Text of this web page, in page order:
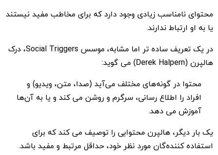
محتوای نامناسب زیادی وجود دارد که برای مخاطب مفید نیستند
یا به او ارتباط ندارند.
در یک تعریف ساده تر اما مشابه، موسس Social Triggers، درک
هالپرن (Derek Halpern) می گوید:
محتوا در گونه‌های مختلف می‌آید (صدا، متن، ویدیو) و
افراد را اطلاع رسانی، سرگرم و روشن می کند و یا به آن‌ها
آموزش می دهد.
یک بار دیگر، هالپرن محتوایی را توصیف می کند که برای
استفاده کننده‌گان مورد نظر خود، حداقل مرتبط و مفید باشد.